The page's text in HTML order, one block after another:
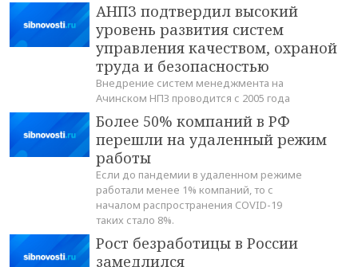
АНПЗ подтвердил высокий
уровень развития систем
управления качеством, охраной
труда и безопасностью
Внедрение систем менеджмента на
Ачинском НПЗ проводится с 2005 года
Более 50% компаний в РФ
перешли на удаленный режим
работы
Если до пандемии в удаленном режиме
работали менее 1% компаний, то с
началом распространения COVID-19
таких стало 8%.
Рост безработицы в России
замедлился